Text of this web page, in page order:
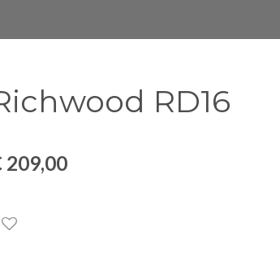
RD16
209,00